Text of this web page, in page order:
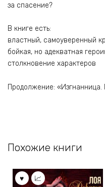
за спасение?
В книге есть:
властный, самоуверенный
бойкая, но адекватная
столкновение характеров
Продолжение:
Похожие книги